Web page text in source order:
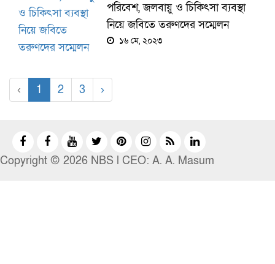
পরিবেশ, জলবায়ু ও চিকিৎসা ব্যবস্থা
নিয়ে জবিতে তরুণদের সম্মেলন
১৬ মে, ২০২৩
‹ 1 2 3 ›
Copyright © 2026 NBS l CEO: A. A. Masum